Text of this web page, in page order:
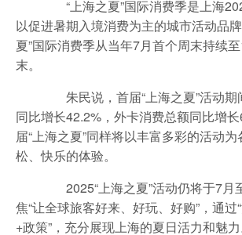
“上海之夏”国际消费季是上海
以促进暑期入境消费为主的城市活动品
夏”国际消费季从当年7月首个周末持续
末。
朱民说，首届“上海之夏”活动期
同比增长42.2%，外卡消费总额同比增
届“上海之夏”同样将以丰富多彩的活动
松、快乐的体验。
2025“上海之夏”活动仍将于7月
焦“让全球旅客好来、好玩、好购”，通过
+政策”，充分展现上海的夏日活力和魅